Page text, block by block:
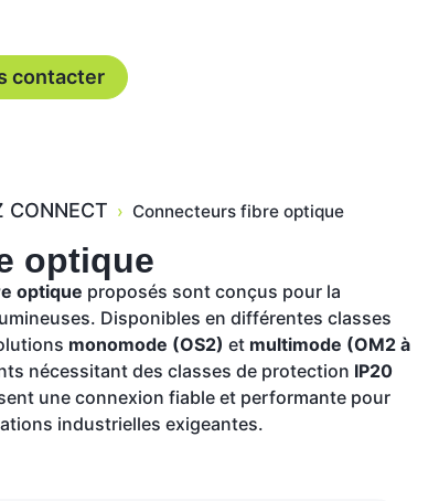
contacter
CONNECT › Connecteurs fibre optique
optique
optique proposés sont conçus pour la
Disponibles en différentes classes
monomode (OS2) et multimode (OM2 à
nécessitant des classes de protection IP20
une connexion fiable et performante pour
industrielles exigeantes.